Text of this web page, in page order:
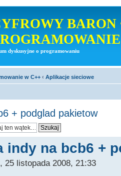
BARON
dyskusyjne o programowaniu
w C++ ‹ Aplikacje sieciowe
+ podglad pakietow
indy na bcb6 +
25 listopada 2008, 21:33